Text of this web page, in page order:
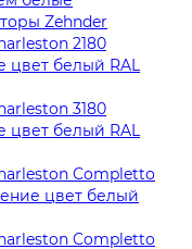
Zehnder
2180
цвет белый RAL
3180
цвет белый RAL
Completto
цвет белый
Completto